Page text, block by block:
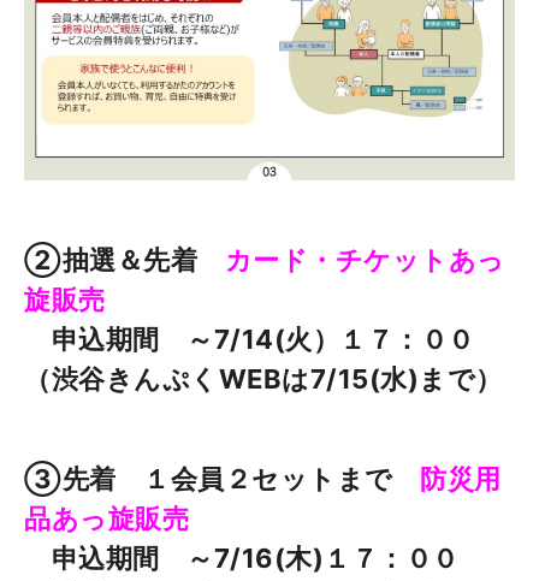
②抽選＆先着 カード・チケットあっ
旋販売
申込期間 ～7/14(火）１７：００
（渋谷きんぷくWEBは7/15(水)まで）
③先着 １会員２セットまで 防災用
品あっ旋販売
申込期間 ～7/16(木)１７：００